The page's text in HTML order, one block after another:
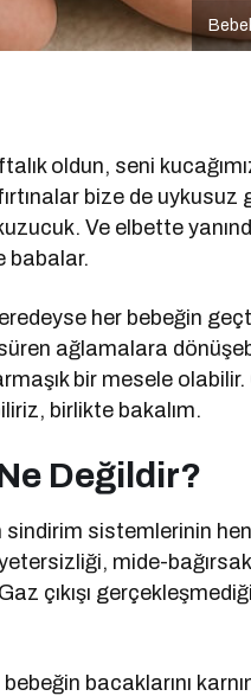
oldun, seni
bize de uykusuz
Ve elbette
babalar.
her bebeğin
ağlamalara
bir mesele
birlikte bakalım.
Değildir?
sindirim sistemlerinin
mide-
çıkışı
bacaklarını